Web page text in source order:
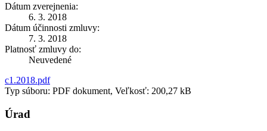
Dátum zverejnenia:
6. 3. 2018
Dátum účinnosti zmluvy:
7. 3. 2018
Platnosť zmluvy do:
Neuvedené
c1.2018.pdf
Typ súboru: PDF dokument, Veľkosť: 200,27 kB
Úrad